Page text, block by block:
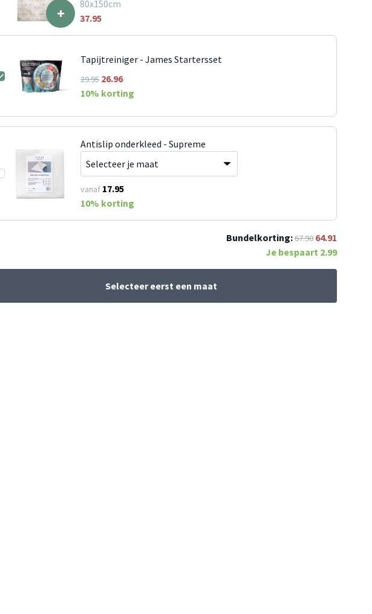
+
80x150cm
37.95
Tapijtreiniger - James Startersset
29.95 26.96
10% korting
Antislip onderkleed - Supreme
vanaf 17.95
10% korting
Bundelkorting:67.90 64.91
Je bespaart 2.99
Selecteer eerst een maat